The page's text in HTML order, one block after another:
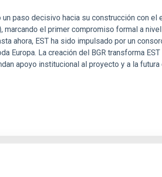
un paso decisivo hacia su construcción con
marcando el primer compromiso formal a
ahora, EST ha sido impulsado por un
Europa. La creación del BGR transforma
apoyo institucional al proyecto y a la futura